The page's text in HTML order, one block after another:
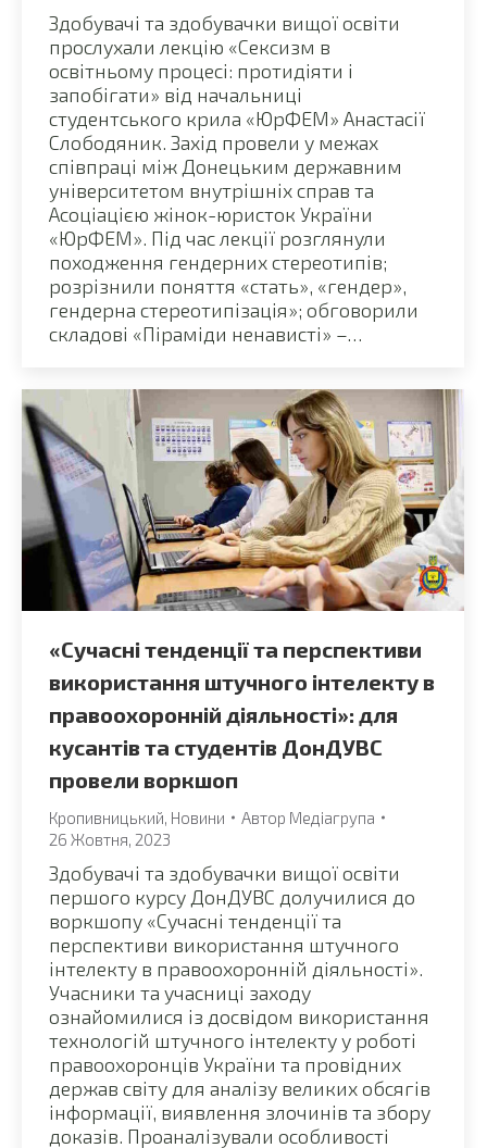
Здобувачі та здобувачки вищої освіти
прослухали лекцію «Сексизм в
освітньому процесі: протидіяти і
запобігати» від начальниці
студентського крила «ЮрФЕМ» Анастасії
Слободяник. Захід провели у межах
співпраці між Донецьким державним
університетом внутрішніх справ та
Асоціацією жінок-юристок України
«ЮрФЕМ». Під час лекції розглянули
походження гендерних стереотипів;
розрізнили поняття «стать», «гендер»,
гендерна стереотипізація»; обговорили
складові «Піраміди ненависті» –…
«Сучасні тенденції та перспективи
використання штучного інтелекту в
правоохоронній діяльності»: для
кусантів та студентів ДонДУВС
провели воркшоп
Кропивницький Новини Автор Медіагрупа
26 Жовтня, 2023
Здобувачі та здобувачки вищої освіти
першого курсу ДонДУВС долучилися до
воркшопу «Сучасні тенденції та
перспективи використання штучного
інтелекту в правоохоронній діяльності».
Учасники та учасниці заходу
ознайомилися із досвідом використання
технологій штучного інтелекту у роботі
правоохоронців України та провідних
держав світу для аналізу великих обсягів
інформації, виявлення злочинів та збору
доказів. Проаналізували особливості